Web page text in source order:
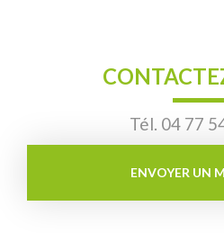
Tél. 04 77
ENVOYER UN